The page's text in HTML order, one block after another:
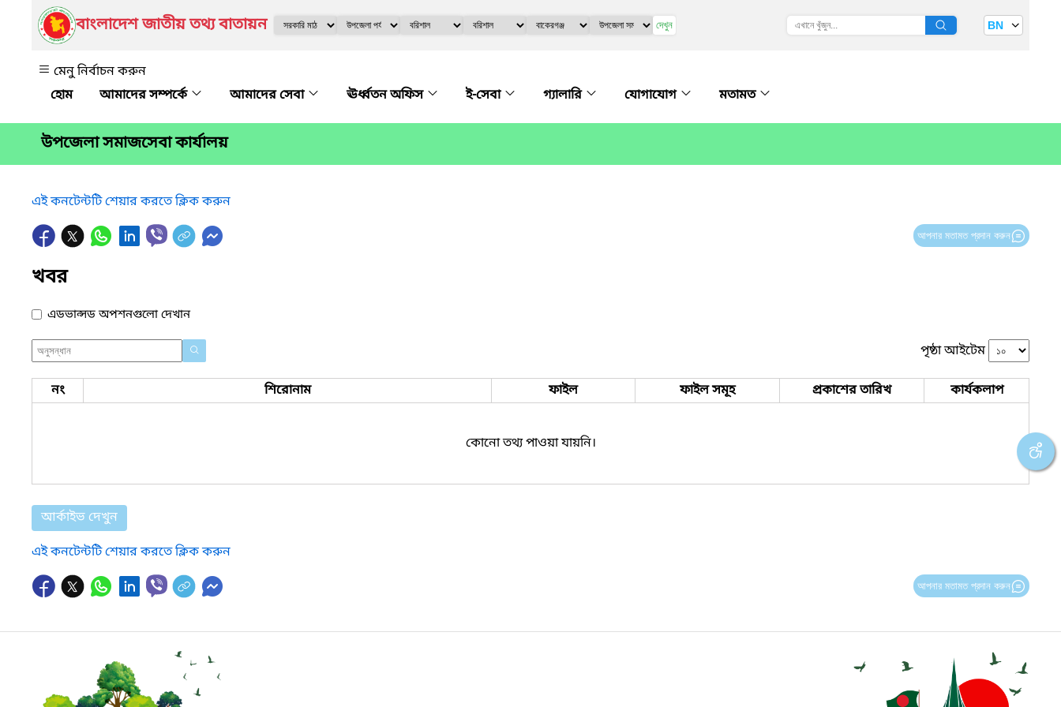
বাংলাদেশ জাতীয় তথ্য বাতায়ন দেখুন BN
মেনু নির্বাচন করুন
আমাদের সম্পর্কে
আমাদের সেবা ঊর্ধ্বতন অফিস ই-সেবা গ্যালারি যোগাযোগ মতামত
উপজেলা সমাজসেবা কার্যালয়
এই কনটেন্টটি শেয়ার করতে ক্লিক করুন
আপনার মতামত প্রদান করুন
খবর
এডভান্সড অপশনগুলো দেখান
পৃষ্ঠা আইটেম
নং শিরোনাম ফাইল ফাইল সমূহ প্রকাশের তারিখ কার্যকলাপ
কোনো তথ্য পাওয়া যায়নি।
আর্কাইভ দেখুন
এই কনটেন্টটি শেয়ার করতে ক্লিক করুন
আপনার মতামত প্রদান করুন